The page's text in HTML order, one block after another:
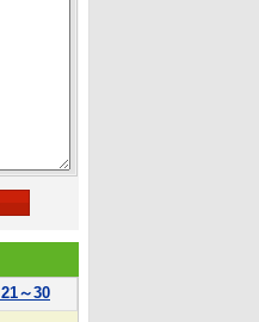
21～30